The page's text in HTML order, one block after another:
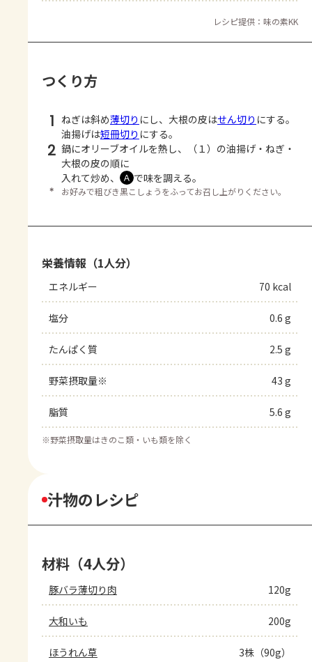
レシピ提供：味の素KK
つくり方
1 ねぎは斜め薄切り にし、大根の皮はせん切り にする。
油揚げは短冊切り にする。
2 鍋にオリーブオイルを熱し、（１）の油揚げ・ねぎ・
大根の皮の順に
入れて炒め、
Ａ で味を調える。
＊ お好みで粗びき黒こしょうをふってお召し上がりください。
栄養情報（1人分）
エネルギー 70 kcal
塩分 0.6 g
たんぱく質 2.5 g
野菜摂取量※ 43 g
脂質 5.6 g
※野菜摂取量はきのこ類・いも類を除く
汁物のレシピ
材料（4人分）
豚バラ薄切り肉 120g
大和いも 200g
ほうれん草 3株（90g）